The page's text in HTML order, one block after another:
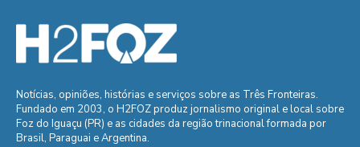
Notícias, opiniões, histórias e serviços sobre as Três Fronteiras.
Fundado em 2003, o H2FOZ produz jornalismo original e local sobre
Foz do Iguaçu (PR) e as cidades da região trinacional formada por
Brasil, Paraguai e Argentina.